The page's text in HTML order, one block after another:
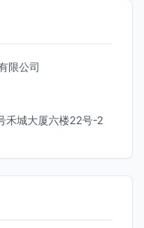
限公司
禾城大厦六楼22号-2